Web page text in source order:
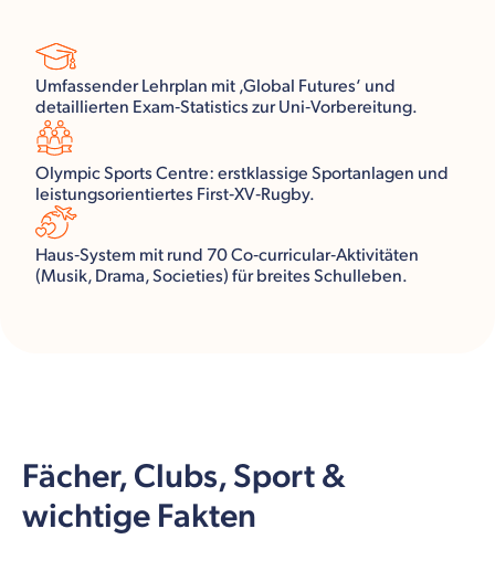
Umfassender Lehrplan mit ‚Global Futures‘ und
detaillierten Exam‑Statistics zur Uni‑Vorbereitung.
Olympic Sports Centre: erstklassige Sportanlagen und
leistungsorientiertes First‑XV‑Rugby.
Haus‑System mit rund 70 Co‑curricular‑Aktivitäten
(Musik, Drama, Societies) für breites Schulleben.
Fächer, Clubs, Sport &
wichtige Fakten